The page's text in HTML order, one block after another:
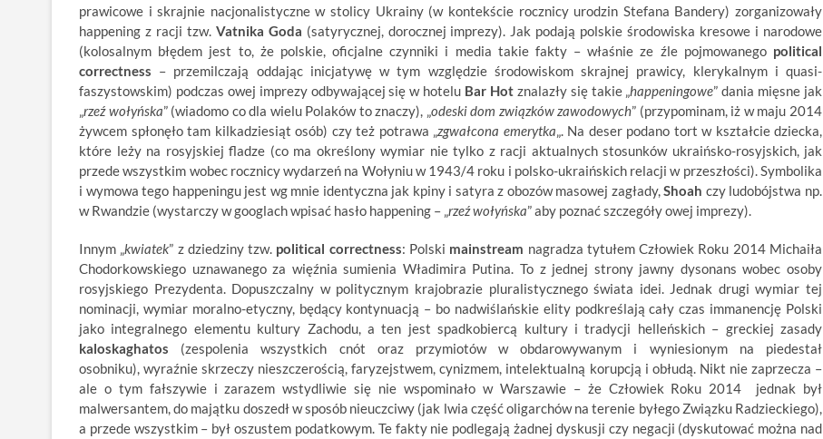
prawicowe i skrajnie nacjonalistyczne w stolicy Ukrainy (w kontekście rocznicy urodzin Stefana Bandery) zorganizowały
happening z racji tzw. Vatnika Goda (satyrycznej, dorocznej imprezy). Jak podają polskie środowiska kresowe i narodowe
(kolosalnym błędem jest to, że polskie, oficjalne czynniki i media takie fakty – właśnie ze źle pojmowanego political
correctness – przemilczają oddając inicjatywę w tym względzie środowiskom skrajnej prawicy, klerykalnym i quasi-
faszystowskim) podczas owej imprezy odbywającej się w hotelu Bar Hotznalazły się takie „happeningowe” dania mięsne jak
„rzeź wołyńska” (wiadomo co dla wielu Polaków to znaczy), „odeski dom związków zawodowych” (przypominam, iż w maju 2014
żywcem spłonęło tam kilkadziesiąt osób) czy też potrawa „zgwałcona emerytka„. Na deser podano tort w kształcie dziecka,
które leży na rosyjskiej fladze (co ma określony wymiar nie tylko z racji aktualnych stosunków ukraińsko-rosyjskich, jak
przede wszystkim wobec rocznicy wydarzeń na Wołyniu w 1943/4 roku i polsko-ukraińskich relacji w przeszłości). Symbolika
i wymowa tego happeningu jest wg mnie identyczna jak kpiny i satyra z obozów masowej zagłady,Shoah czy ludobójstwa np.
w Rwandzie (wystarczy w googlach wpisać hasło happening – „rzeź wołyńska” aby poznać szczegóły owej imprezy).
Innym „kwiatek” z dziedziny tzw. political correctness: Polski mainstream nagradza tytułem Człowiek Roku 2014 Michaiła
Chodorkowskiego uznawanego za więźnia sumienia Władimira Putina. To z jednej strony jawny dysonans wobec osoby
rosyjskiego Prezydenta. Dopuszczalny w politycznym krajobrazie pluralistycznego świata idei. Jednak drugi wymiar tej
nominacji, wymiar moralno-etyczny, będący kontynuacją – bo nadwiślańskie elity podkreślają cały czas immanencję Polski
jako integralnego elementu kultury Zachodu, a ten jest spadkobiercą kultury i tradycji helleńskich – greckiej zasady
kaloskaghatos (zespolenia wszystkich cnót oraz przymiotów w obdarowywanym i wyniesionym na piedestał
osobniku), wyraźnie skrzeczy nieszczerością, faryzejstwem, cynizmem, intelektualną korupcją i obłudą. Nikt nie zaprzecza –
ale o tym fałszywie i zarazem wstydliwie się nie wspominało w Warszawie – że Człowiek Roku 2014 jednak był
malwersantem, do majątku doszedł w sposób nieuczciwy (jak lwia część oligarchów na terenie byłego Związku Radzieckiego),
a przede wszystkim – był oszustem podatkowym. Te fakty nie podlegają żadnej dyskusji czy negacji (dyskutować można nad